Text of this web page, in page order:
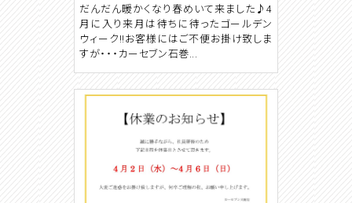
だんだん暖かくなり春めいて来ました♪4
月に入り来月は待ちに待ったゴールデン
ウィーク!!お客様にはご不便お掛け致しま
すが・・・カーセブン石巻...